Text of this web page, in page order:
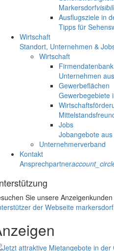
Markersdorf
Ausflugsziele in
Tipps für
Wirtschaft
Standort, Unternehmen &
Wirtschaft
Firmendatenbank
Unternehmen
Gewerbeflächen
Gewerbegebiete
Jobs
Jobangebote
Unternehmerverband
Kontakt
Ansprechpartner
Sie unsere
der Webseite